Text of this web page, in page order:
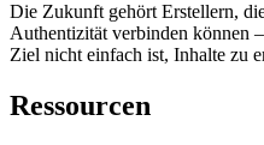
Die Zukunft gehört Erstellern,
Authentizität verbinden können
Ziel nicht einfach ist, Inhalte zu
Ressourcen